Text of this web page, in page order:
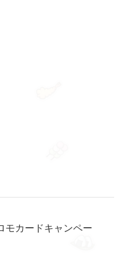
モカードキャンペー